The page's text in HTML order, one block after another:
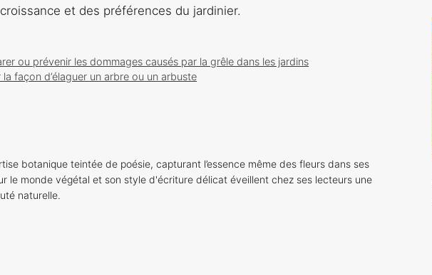
et des préférences du jardinier.
ou prévenir les dommages causés par la grêle dans les jardins
façon d’élaguer un arbre ou un arbuste
botanique teintée de poésie, capturant l’essence même des fleurs dans ses
le monde végétal et son style d'écriture délicat éveillent chez ses lecteurs une
naturelle.